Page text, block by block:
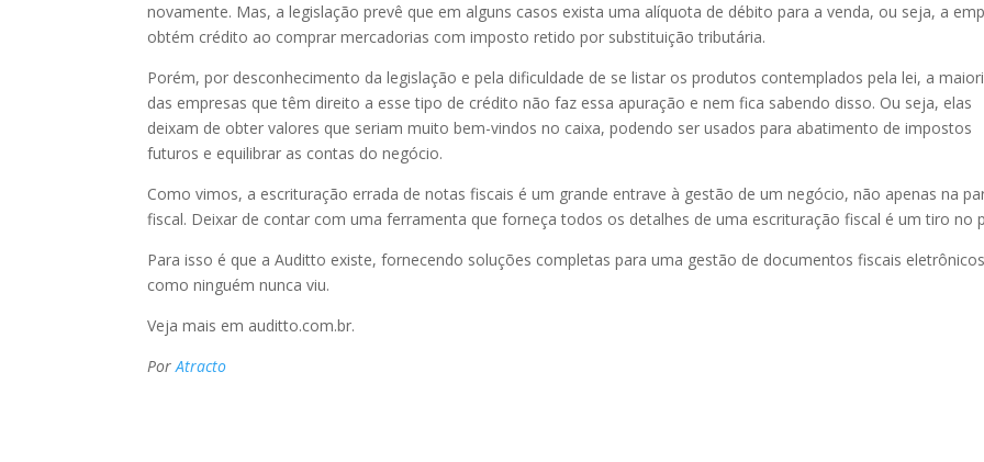
novamente. Mas, a legislação prevê que em alguns casos exista uma alíquota de débito para a venda, ou seja, a
obtém crédito ao comprar mercadorias com imposto retido por substituição tributária.
Porém, por desconhecimento da legislação e pela dificuldade de se listar os produtos contemplados pela lei, a
das empresas que têm direito a esse tipo de crédito não faz essa apuração e nem fica sabendo disso. Ou seja, elas
deixam de obter valores que seriam muito bem-vindos no caixa, podendo ser usados para abatimento de impostos
futuros e equilibrar as contas do negócio.
Como vimos, a escrituração errada de notas fiscais é um grande entrave à gestão de um negócio, não apenas na
fiscal. Deixar de contar com uma ferramenta que forneça todos os detalhes de uma escrituração fiscal é um tiro no
Para isso é que a Auditto existe, fornecendo soluções completas para uma gestão de documentos fiscais eletrônicos
como ninguém nunca viu.
Veja mais em auditto.com.br.
PorAtracto